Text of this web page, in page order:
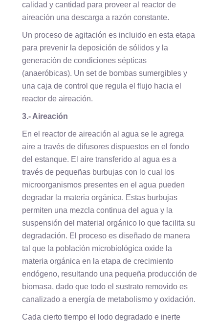
calidad y cantidad para proveer al reactor de
aireación una descarga a razón constante.
Un proceso de agitación es incluido en esta etapa
para prevenir la deposición de sólidos y la
generación de condiciones sépticas
(anaeróbicas). Un set de bombas sumergibles y
una caja de control que regula el flujo hacia el
reactor de aireación.
3.- Aireación
En el reactor de aireación al agua se le agrega
aire a través de difusores dispuestos en el fondo
del estanque. El aire transferido al agua es a
través de pequeñas burbujas con lo cual los
microorganismos presentes en el agua pueden
degradar la materia orgánica. Estas burbujas
permiten una mezcla continua del agua y la
suspensión del material orgánico lo que facilita su
degradación. El proceso es diseñado de manera
tal que la población microbiológica oxide la
materia orgánica en la etapa de crecimiento
endógeno, resultando una pequeña producción de
biomasa, dado que todo el sustrato removido es
canalizado a energía de metabolismo y oxidación.
Cada cierto tiempo el lodo degradado e inerte